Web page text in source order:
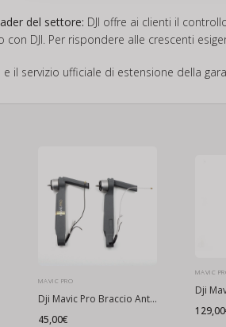
del settore: DJI offre ai clienti il
DJI. Per rispondere alle crescenti
e il servizio ufficiale di estensione della
MAVIC PRO
Dji Mavic Pro Braccio Anteriore
45,00€
MAVIC
Dji
129,00